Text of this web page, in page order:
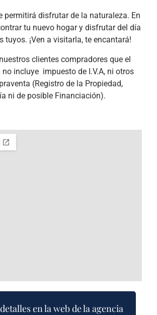
permitirá disfrutar de la naturaleza. En
tu nuevo hogar y disfrutar del día
tuyos. ¡Ven a visitarla, te encantará!
clientes compradores que el
no incluye impuesto de I.V.A, ni otros
(Registro de la Propiedad,
ni de posible Financiación).
en la web de la agencia